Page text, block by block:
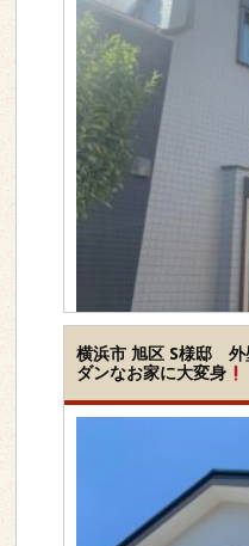
横浜市 旭区 S様邸
ダンなお家に大変身